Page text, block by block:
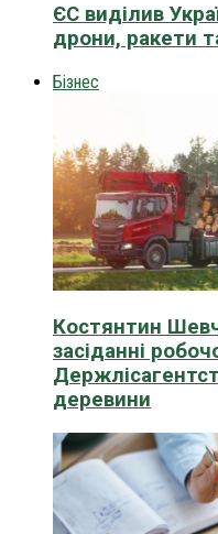
ЄС виділив
дрони, ракети
Бізнес
Костянтин
засіданні
деревини